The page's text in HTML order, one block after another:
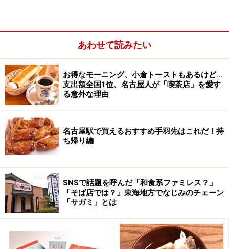
□２ページ‥‥「ゼクシィ」のデータで見る名古屋ブライダ
ル最新・真事情
□３ページ‥‥人気式場に聞く人気の演出や列席者へのアド
バイス
※記事内容は執筆時点のものです。最新の内容をご確認くださ
い。
1/3 次のページへ
あわせて読みたい
お得なモーニング、小倉トーストもあるけど…
支出額全国1位、名古屋人が「喫茶店」を愛す
る意外な理由
名古屋駅で買えるおすすめ手羽先はこれだ！持
ち帰り編
SNSで話題を呼んだ「和食系ファミレス？」
「そば店では？」東海地方でなじみのチェーン
「サガミ」とは